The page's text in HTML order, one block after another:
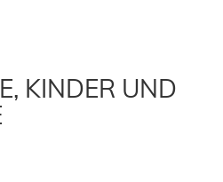
KINDER UND